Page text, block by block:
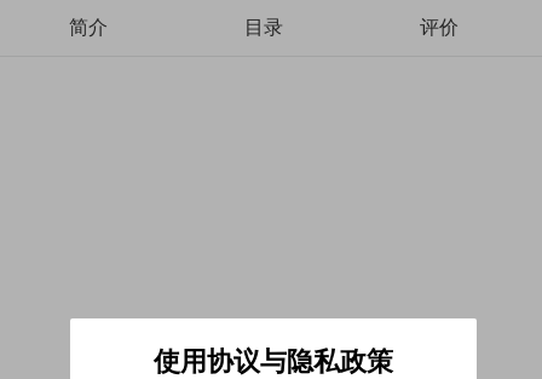
简介 目录 评价
使用协议与隐私政策